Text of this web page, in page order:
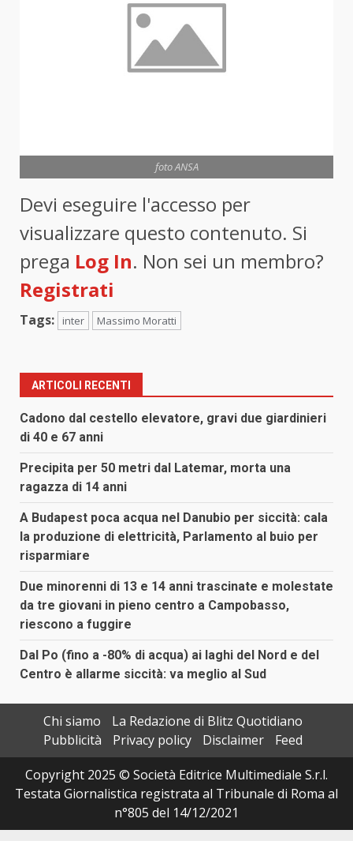
foto ANSA
Devi eseguire l'accesso per
visualizzare questo contenuto. Si
prega Log In. Non sei un membro?
Registrati
Tags: inter Massimo Moratti
ARTICOLI RECENTI
Cadono dal cestello elevatore, gravi due giardinieri
di 40 e 67 anni
Precipita per 50 metri dal Latemar, morta una
ragazza di 14 anni
A Budapest poca acqua nel Danubio per siccità: cala
la produzione di elettricità, Parlamento al buio per
risparmiare
Due minorenni di 13 e 14 anni trascinate e molestate
da tre giovani in pieno centro a Campobasso,
riescono a fuggire
Dal Po (fino a -80% di acqua) ai laghi del Nord e del
Centro è allarme siccità: va meglio al Sud
Chi siamo
La Redazione di Blitz Quotidiano
Pubblicità
Privacy policy Disclaimer
Feed
Copyright 2025 © Società Editrice Multimediale S.r.l.
Testata Giornalistica registrata al Tribunale di Roma al
n°805 del 14/12/2021